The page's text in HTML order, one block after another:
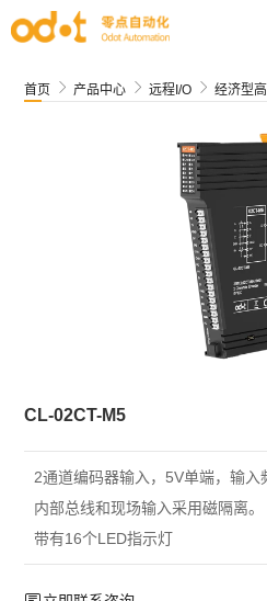
首页  产品中心  远程I/O  经济型
CL-02CT-M5
2通道编码器输入，5V单端，输入
内部总线和现场输入采用磁隔离。
带有16个LED指示灯